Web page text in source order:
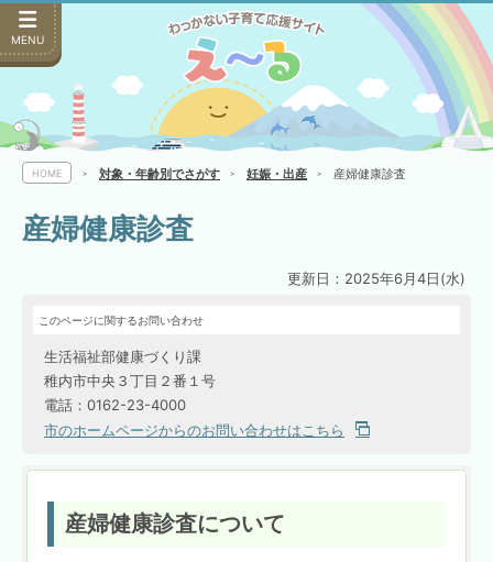
MENU
HOME 対象・年齢別でさがす 妊娠・出産 産婦健康診査
産婦健康診査
更新日：2025年6月4日(水)
このページに関するお問い合わせ
生活福祉部健康づくり課
稚内市中央３丁目２番１号
電話：0162-23-4000
市のホームページからのお問い合わせはこちら
産婦健康診査について